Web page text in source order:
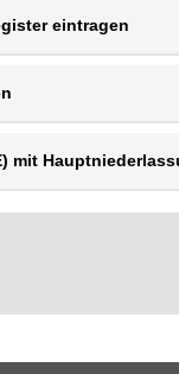
eintragen
mit